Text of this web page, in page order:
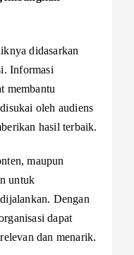
didasarkan
Informasi
membantu
oleh audiens
hasil terbaik.
maupun
untuk
Dengan
dapat
dan menarik.